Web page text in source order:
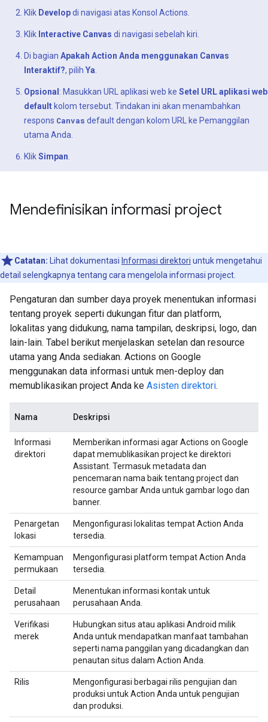
Klik Developdi navigasi atas Konsol Actions.
Klik Interactive Canvas di navigasi sebelah kiri.
Di bagian Apakah Action Anda menggunakan Canvas
Interaktif?, pilih Ya.
Opsional : Masukkan URL aplikasi web ke Setel URL aplikasi web
default kolom tersebut. Tindakan ini akan menambahkan
respons Canvas default dengan kolom URL ke Pemanggilan
utama Anda.
KlikSimpan.
Mendefinisikan informasi project
Catatan: Lihat dokumentasi Informasi direktori untuk mengetahui
detail selengkapnya tentang cara mengelola informasi project.
Pengaturan dan sumber daya proyek menentukan informasi
tentang proyek seperti dukungan fitur dan platform,
lokalitas yang didukung, nama tampilan, deskripsi, logo, dan
lain-lain. Tabel berikut menjelaskan setelan dan resource
utama yang Anda sediakan. Actions on Google
menggunakan data informasi untuk men-deploy dan
memublikasikan project Anda ke Asisten direktori.
Nama Deskripsi
Informasi
direktori
Memberikan informasi agar Actions on Google
dapat memublikasikan project ke direktori
Assistant. Termasuk metadata dan
pencemaran nama baik tentang project dan
resource gambar Anda untuk gambar logo dan
banner.
Penargetan
lokasi
Mengonfigurasi lokalitas tempat Action Anda
tersedia.
Kemampuan
permukaan
Mengonfigurasi platform tempat Action Anda
tersedia.
Detail
perusahaan
Menentukan informasi kontak untuk
perusahaan Anda.
Verifikasi
merek
Hubungkan situs atau aplikasi Android milik
Anda untuk mendapatkan manfaat tambahan
seperti nama panggilan yang dicadangkan dan
penautan situs dalam Action Anda.
Rilis
Mengonfigurasi berbagai rilis pengujian dan
produksi untuk Action Anda untuk pengujian
dan produksi.